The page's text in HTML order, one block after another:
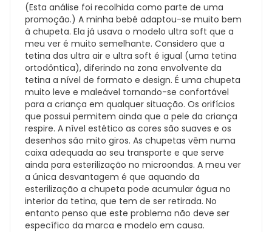
(Esta análise foi recolhida como parte de uma
promoção.) A minha bebé adaptou-se muito bem
à chupeta. Ela já usava o modelo ultra soft que a
meu ver é muito semelhante. Considero que a
tetina das ultra air e ultra soft é igual (uma tetina
ortodôntica), diferindo na zona envolvente da
tetina a nível de formato e design. É uma chupeta
muito leve e maleável tornando-se confortável
para a criança em qualquer situação. Os orifícios
que possui permitem ainda que a pele da criança
respire. A nível estético as cores são suaves e os
desenhos são mito giros. As chupetas vêm numa
caixa adequada ao seu transporte e que serve
ainda para esterilização no microondas. A meu ver
a única desvantagem é que aquando da
esterilização a chupeta pode acumular água no
interior da tetina, que tem de ser retirada. No
entanto penso que este problema não deve ser
específico da marca e modelo em causa.